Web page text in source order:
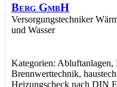
Berg GmbH
Versorgungstechniker
und Wasser
Kategorien: Abluftanlagen,
Brennwerttechnik,
Heizungscheck nach DIN